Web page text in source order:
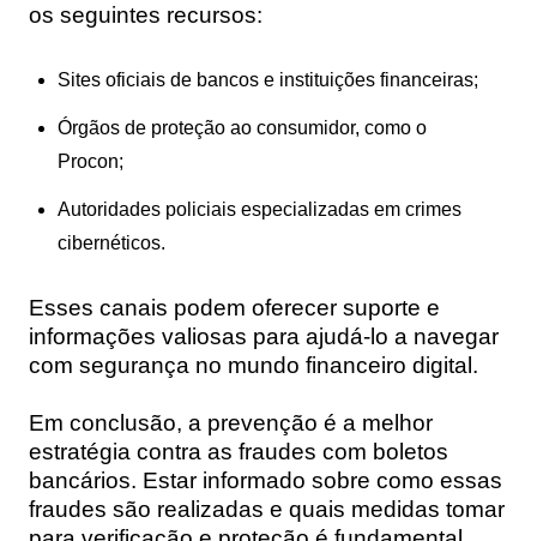
os seguintes recursos:
Sites oficiais de bancos e instituições financeiras;
Órgãos de proteção ao consumidor, como o
Procon;
Autoridades policiais especializadas em crimes
cibernéticos.
Esses canais podem oferecer suporte e
informações valiosas para ajudá-lo a navegar
com segurança no mundo financeiro digital.
Em conclusão, a prevenção é a melhor
estratégia contra as fraudes com boletos
bancários. Estar informado sobre como essas
fraudes são realizadas e quais medidas tomar